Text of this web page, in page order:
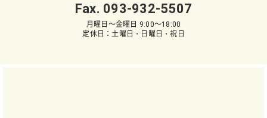
Fax. 093-932-5507
月曜日～金曜日 9:00～18:00
定休日：土曜日・日曜日・祝日